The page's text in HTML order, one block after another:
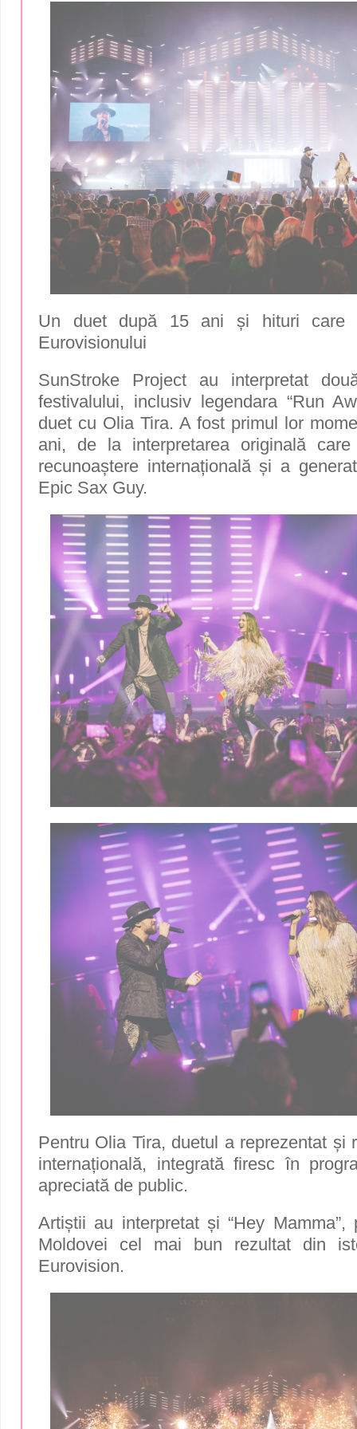
Un duet după 15 ani și hituri care
Eurovisionului
SunStroke Project au interpretat
festivalului, inclusiv legendara “Run
duet cu Olia Tira. A fost primul lor
ani, de la interpretarea originală
recunoaștere internațională și a
Epic Sax Guy.
Pentru Olia Tira, duetul a reprezentat și
internațională, integrată firesc în
apreciată de public.
Artiștii au interpretat și “Hey
Moldovei cel mai bun rezultat din
Eurovision.